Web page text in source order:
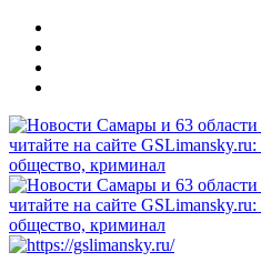
Меню